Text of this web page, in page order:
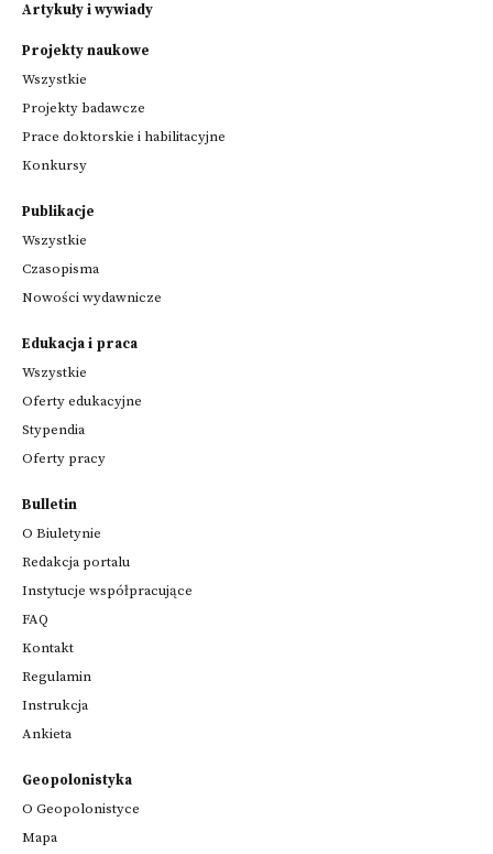
Artykuły i wywiady
Projekty naukowe
Wszystkie
Projekty badawcze
Prace doktorskie i habilitacyjne
Konkursy
Publikacje
Wszystkie
Czasopisma
Nowości wydawnicze
Edukacja i praca
Wszystkie
Oferty edukacyjne
Stypendia
Oferty pracy
Bulletin
O Biuletynie
Redakcja portalu
Instytucje współpracujące
FAQ
Kontakt
Regulamin
Instrukcja
Ankieta
Geopolonistyka
O Geopolonistyce
Mapa